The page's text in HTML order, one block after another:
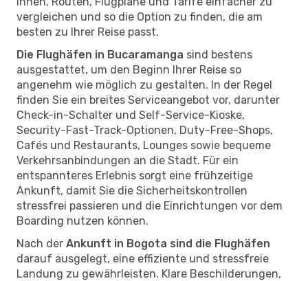
vergleichen und so die Option zu finden, die am
besten zu Ihrer Reise passt.
Die Flughäfen in Bucaramanga sind bestens
ausgestattet, um den Beginn Ihrer Reise so
angenehm wie möglich zu gestalten. In der Regel
finden Sie ein breites Serviceangebot vor, darunter
Check-in-Schalter und Self-Service-Kioske,
Security-Fast-Track-Optionen, Duty-Free-Shops,
Cafés und Restaurants, Lounges sowie bequeme
Verkehrsanbindungen an die Stadt. Für ein
entspannteres Erlebnis sorgt eine frühzeitige
Ankunft, damit Sie die Sicherheitskontrollen
stressfrei passieren und die Einrichtungen vor dem
Boarding nutzen können.
Nach der Ankunft in Bogota sind die Flughäfen
darauf ausgelegt, eine effiziente und stressfreie
Landung zu gewährleisten. Klare Beschilderungen,